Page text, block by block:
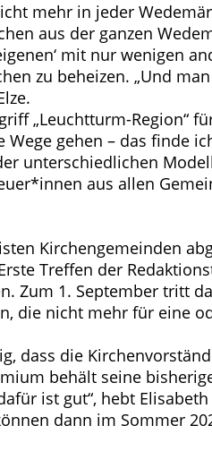
mehr in jeder
aus der ganzen
mit nur wenigen
zu beheizen. „Und
„Leuchtturm-Region“
gehen – das finde
unterschiedlichen
aus allen
Kirchengemeinden
Treffen der
Zum 1. September tritt
die nicht mehr für eine
dass die
behält seine
ist gut“, hebt
dann im Sommer